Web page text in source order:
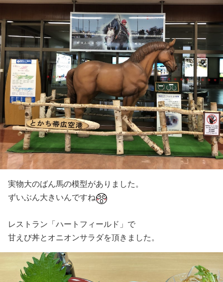
実物大のばん馬の模型がありました。
ずいぶん大きいんですね
レストラン「ハートフィールド」で
甘えび丼とオニオンサラダを頂きました。